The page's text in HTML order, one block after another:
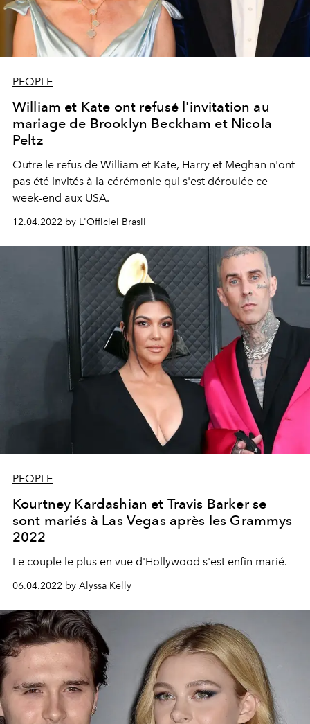
PEOPLE
William et Kate ont refusé l'invitation au
mariage de Brooklyn Beckham et Nicola
Peltz
Outre le refus de William et Kate, Harry et Meghan n'ont
pas été invités à la cérémonie qui s'est déroulée ce
week-end aux USA.
12.04.2022 by L'Officiel Brasil
PEOPLE
Kourtney Kardashian et Travis Barker se
sont mariés à Las Vegas après les Grammys
2022
Le couple le plus en vue d'Hollywood s'est enfin marié.
06.04.2022 by Alyssa Kelly